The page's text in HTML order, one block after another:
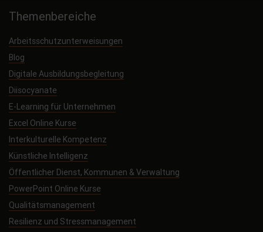
Themenbereiche
Arbeitsschutzunterweisungen
Blog
Digitale Ausbildungsbegleitung
Diisocyanate
E-Learning für Unternehmen
Excel Online Kurse
Interkulturelle Kompetenz
Künstliche Intelligenz
Öffentlicher Dienst, Kommunen & Verwaltung
PowerPoint Online Kurse
Qualitätsmanagement
Resilienz und Stressmanagement